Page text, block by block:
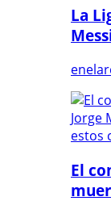
La
El